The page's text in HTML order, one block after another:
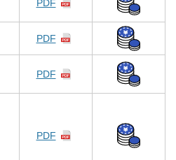
PDF
PDF
PDF
PDF